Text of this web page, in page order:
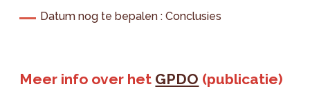
Datum nog te bepalen : Conclusies
Meer info over het GPDO (publicatie)